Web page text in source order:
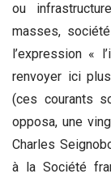
ou
masses,
l’expression «
renvoyer ici
(ces courants
opposa, une
Charles
à la Société